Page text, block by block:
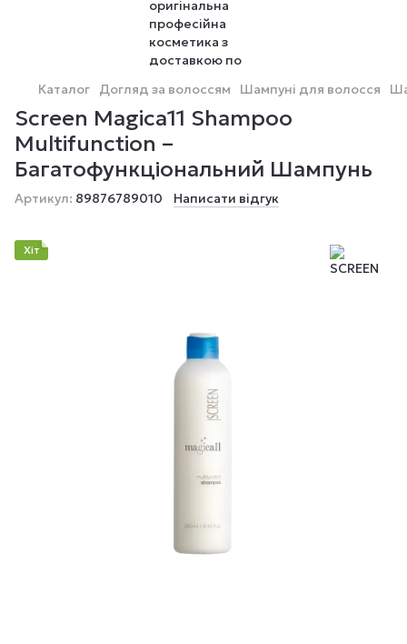
Каталог Догляд за волоссям Шампуні для волосся
Screen Magica11 Shampoo
Multifunction –
Багатофункціональний Шампунь
Артикул: 89876789010 Написати відгук
Хіт